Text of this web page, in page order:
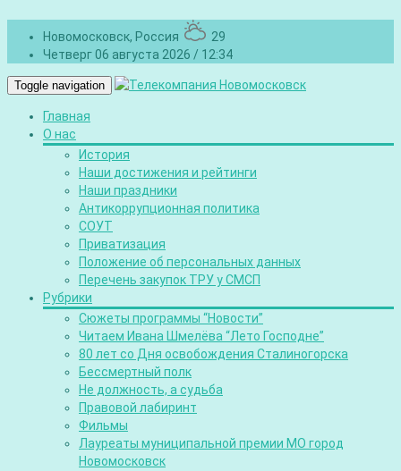
Новомосковск, Россия
29
Четверг 06 августа 2026 / 12:34
Toggle navigation
Главная
О нас
История
Наши достижения и рейтинги
Наши праздники
Антикоррупционная политика
СОУТ
Приватизация
Положение об персональных данных
Перечень закупок ТРУ у СМСП
Рубрики
Сюжеты программы “Новости”
Читаем Ивана Шмелёва “Лето Господне”
80 лет со Дня освобождения Сталиногорска
Бессмертный полк
Не должность, а судьба
Правовой лабиринт
Фильмы
Лауреаты муниципальной премии МО город
Новомосковск